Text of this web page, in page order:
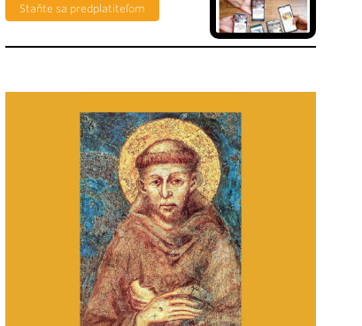
Staňte sa predplatiteľom